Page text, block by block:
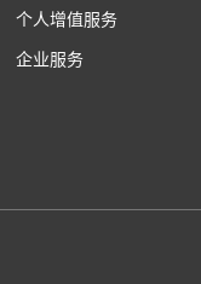
个人增值服务
企业服务